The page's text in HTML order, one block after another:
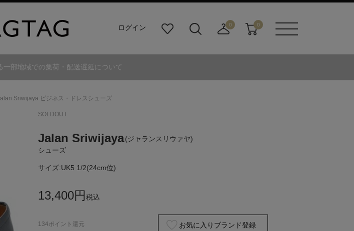
ログイン
り
ダ
0
寄
0
部地域での集荷・配送遅延について
Sriwijaya ビジネス・ドレスシューズ
SOLDOUT
Jalan Sriwijaya(ジャランスリウァヤ)
シューズ
サイズ:UK5 1/2(24cm位)
13,400円税込
134ポイント還元 お気に入りブランド登録